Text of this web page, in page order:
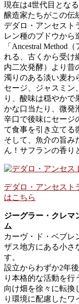
現在は4世代目とな
醸造家たちがこの伝
デダロ・アンセスト
レン種のブドウから
「Ancestral Method
れる、古くから受け
内二次発酵）より昔
濁りのある淡い麦わ
セージ、ジャスミン
り、酸味は穏やかで
かな口当たり、微発
辛口で後味にセージ
て食事を引き立てる
そして、魚介の旨み
ん！サフランの香り
デダロ・アンセスト
はこちら
ジーグラー・クレマ
ム
カーヴ・ド・ベブレ
ザス地方にある小さ
す。
設立からわずか2年
り本格的な活動を行
向け畑を徐々に転換
り環境に配慮したワ